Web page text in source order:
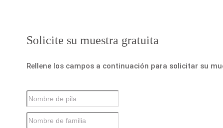
Solicite su muestra gratuita
Rellene los campos a continuación para solicitar su